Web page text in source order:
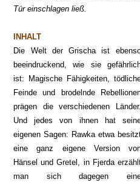
Tür einschlagen ließ.
INHALT
Die Welt der Grischa ist
beeindruckend, wie sie
ist: Magische Fähigkeiten,
Feinde und brodelnde
prägen die verschiedenen Länder.
Und jedes von ihnen hat
eigenen Sagen: Rawka etwa
eine ganz eigene Version
Hänsel und Gretel, in Fjerda
man sich dagegen